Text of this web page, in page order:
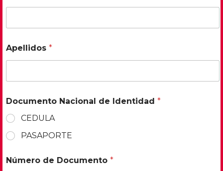
Apellidos *
Documento Nacional de Identidad *
CEDULA
PASAPORTE
Número de Documento *